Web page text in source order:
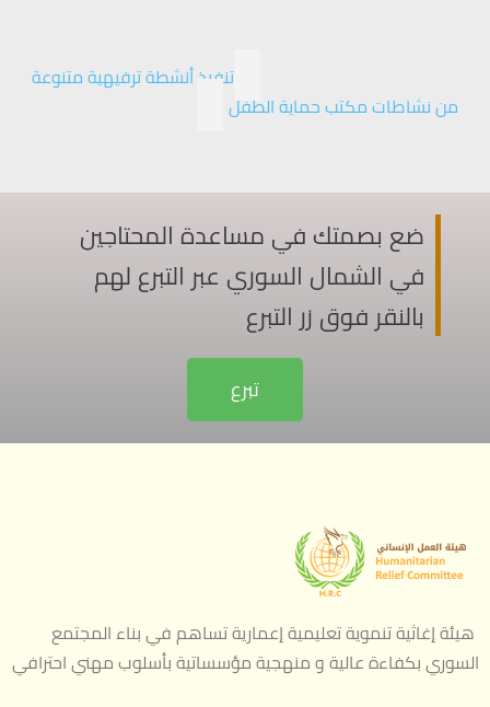
تنفيذ أنشطة ترفيهية متنوعة
من نشاطات مكتب حماية الطفل
ضع بصمتك في مساعدة المحتاجين
في الشمال السوري عبر التبرع لهم
بالنقر فوق زر التبرع
تبرع
هيئة إغاثية تنموية تعليمية إعمارية تساهم في بناء المجتمع
السوري بكفاءة عالية و منهجية مؤسساتية بأسلوب مهني احترافي